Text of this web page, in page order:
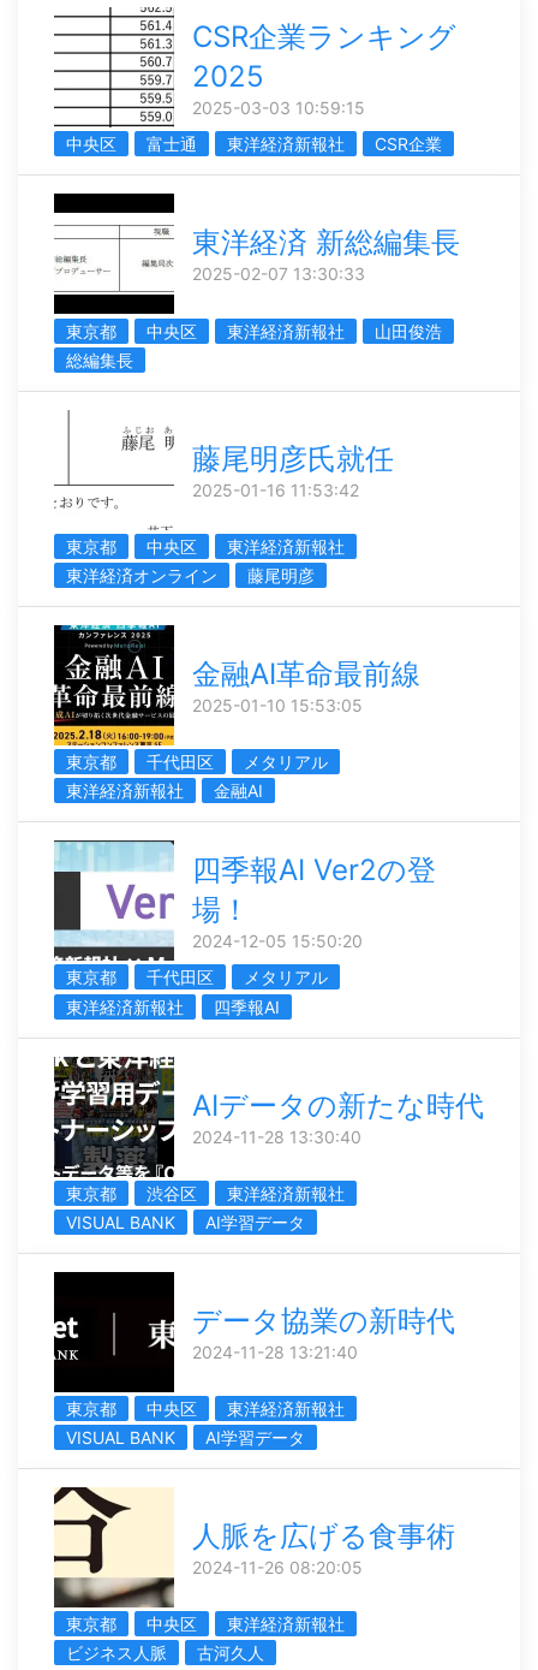
CSR企業ランキング
2025
2025-03-03 10:59:15
中央区
富士通 東洋経済新報社 CSR企業
東洋経済 新総編集長
2025-02-07 13:30:33
東京都 中央区 東洋経済新報社
山田俊浩
総編集長
藤尾明彦氏就任
2025-01-16 11:53:42
東京都 中央区
東洋経済新報社
東洋経済オンライン
藤尾明彦
金融AI革命最前線
2025-01-10 15:53:05
東京都 千代田区
メタリアル
東洋経済新報社
金融AI
四季報AI Ver2の登
場！
2024-12-05 15:50:20
東京都
千代田区
メタリアル
東洋経済新報社
四季報AI
AIデータの新たな時代
2024-11-28 13:30:40
東京都 渋谷区
東洋経済新報社
VISUAL BANK
AI学習データ
データ協業の新時代
2024-11-28 13:21:40
東京都 中央区
東洋経済新報社
VISUAL BANK
AI学習データ
人脈を広げる食事術
2024-11-26 08:20:05
東京都 中央区
東洋経済新報社
ビジネス人脈
古河久人